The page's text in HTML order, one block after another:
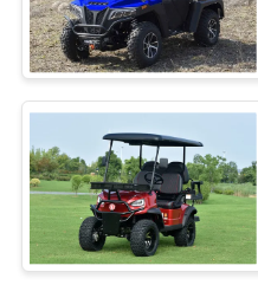
गोपनीयता
नीति
गो कार्ट बुगी